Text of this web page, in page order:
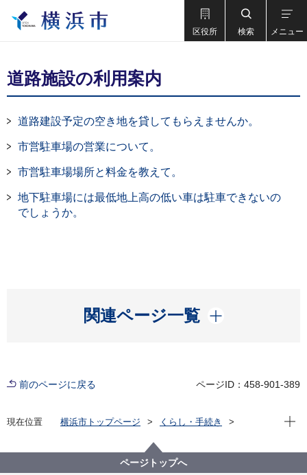
区役所 検索 メニュー
道路施設の利用案内
道路建設予定の空き地を貸してもらえませんか。
市営駐車場の営業について。
市営駐車場場所と料金を教えて。
地下駐車場には最低地上高の低い車は駐車できないの
でしょうか。
関連ページ一覧
開く
前のページに戻る ページID：458-901-389
現在位置 横浜市トップページ
くらし・手続き
現在
ページトップへ